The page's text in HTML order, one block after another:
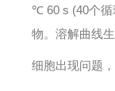
℃ 60 s (40个循
物。溶解曲线
细胞出现问题